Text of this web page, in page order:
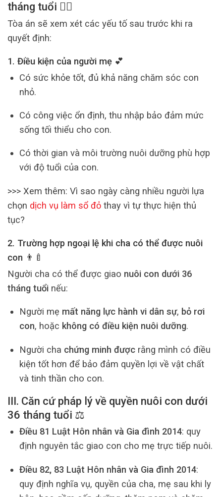
tháng tuổi 👩‍⚖️
Tòa án sẽ xem xét các yếu tố sau trước khi ra
quyết định:
1. Điều kiện của người mẹ 💕
Có sức khỏe tốt, đủ khả năng chăm sóc con
nhỏ.
Có công việc ổn định, thu nhập bảo đảm mức
sống tối thiểu cho con.
Có thời gian và môi trường nuôi dưỡng phù hợp
với độ tuổi của con.
>>> Xem thêm: Vì sao ngày càng nhiều người lựa
chọn dịch vụ làm sổ đỏ thay vì tự thực hiện thủ
tục?
2. Trường hợp ngoại lệ khi cha có thể được nuôi
con 👨‍🍼
Người cha có thể được giao nuôi con dưới 36
tháng tuổi nếu:
Người mẹ mất năng lực hành vi dân sự, bỏ rơi
con, hoặc không có điều kiện nuôi dưỡng.
Người cha chứng minh đượcrằng mình có điều
kiện tốt hơn để bảo đảm quyền lợi về vật chất
và tinh thần cho con.
III. Căn cứ pháp lý về quyền nuôi con dưới
36 tháng tuổi ⚖️
Điều 81 Luật Hôn nhân và Gia đình 2014: quy
định nguyên tắc giao con cho mẹ trực tiếp nuôi.
Điều 82, 83 Luật Hôn nhân và Gia đình 2014:
quy định nghĩa vụ, quyền của cha, mẹ sau khi ly